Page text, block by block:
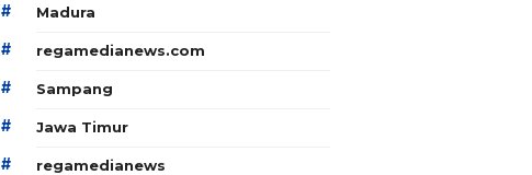
# Madura
# regamedianews.com
# Sampang
# Jawa Timur
# regamedianews